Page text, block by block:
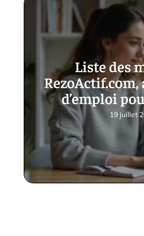
Liste des
RezoActif.com,
d’emploi
19 juillet